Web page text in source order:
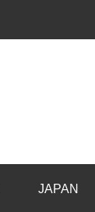
JAPAN